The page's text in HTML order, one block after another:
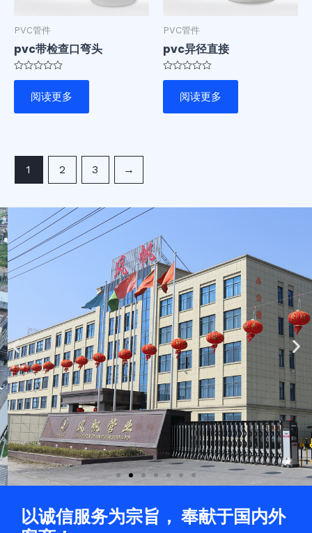
PVC管件
pvc带检查口弯头
评
5
阅读更多
PVC管件
pvc异径直接
评
5
阅读更多
1 2 3 →
Previous
slide
以诚信服务为宗旨， 奉献于国内外